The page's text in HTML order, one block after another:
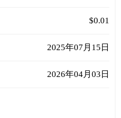
$0.01
2025年07月15日
2026年04月03日